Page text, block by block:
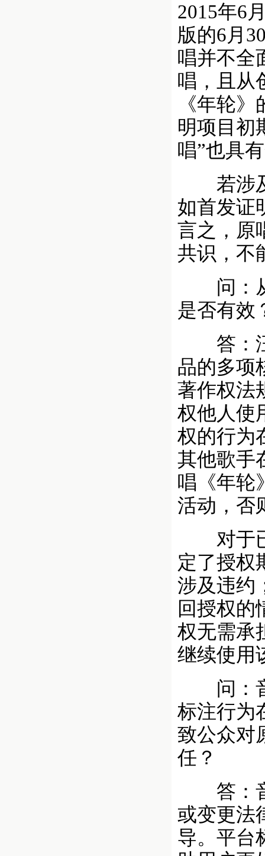
2015年6
版的6月
唱并不全
唱，且从
《年轮
明项目初
唱”也具
若涉及
如首发证
言之，原
共识，不
问：从
是否有效
答：汪
品的多项
著作权法
权他人使
权的行为
其他歌手
唱《年轮
活动，否
对于已
定了授权
涉及违约
回授权的
权无需承
继续使用
问：音
标注行为
致公众对
任？
答：音
或变更法
导。平台